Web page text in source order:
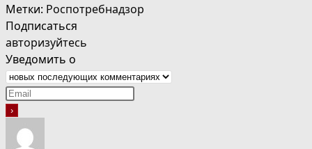
Метки: Роспотребнадзор
Подписаться
авторизуйтесь
Уведомить о